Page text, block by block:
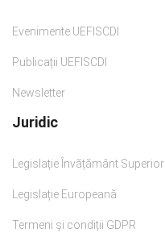
Evenimente UEFISCDI
Publicații UEFISCDI
Newsletter
Juridic
Legislație Învățământ Superior
Legislație Europeană
Termeni și condiții GDPR